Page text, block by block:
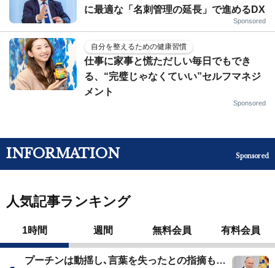
に最適な「名刺管理の延長」で進めるDX
Sponsored
自分を整えるための健康習慣
仕事に家事と慌ただしい毎日でもでき
る、“完璧じゃなくていい”セルフマネジ
メント
Sponsored
INFORMATION Sponsored
人気記事ランキング
1時間 週間 無料会員 有料会員
プーチンは動揺し､言葉を失ったとの指摘も…